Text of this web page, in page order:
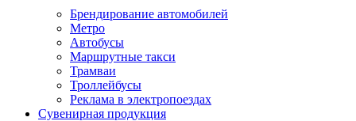
Брендирование автомобилей
Метро
Автобусы
Маршрутные такси
Трамваи
Троллейбусы
Реклама в электропоездах
Сувенирная продукция